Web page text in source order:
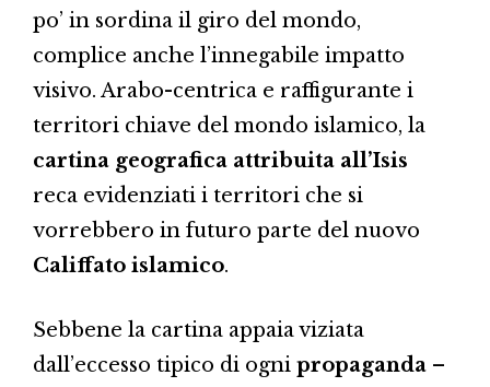
po’ in sordina il giro del mondo,
complice anche l’innegabile impatto
visivo. Arabo-centrica e raffigurante i
territori chiave del mondo islamico, la
cartina geografica attribuita all’Isis
reca evidenziati i territori che si
vorrebbero in futuro parte del nuovo
Califfato islamico.
Sebbene la cartina appaia viziata
dall’eccesso tipico di ogni propaganda –